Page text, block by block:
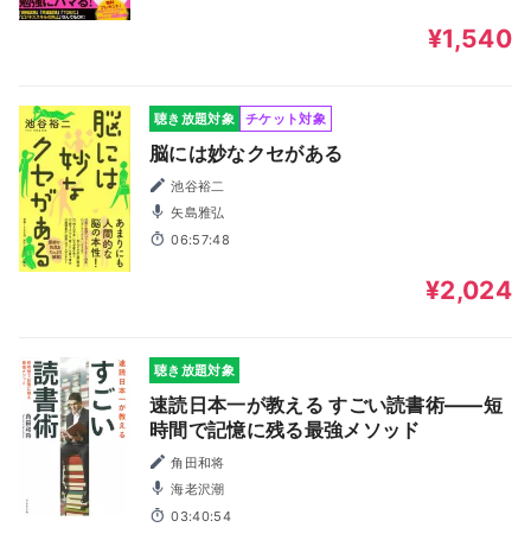
¥1,540
聴き放題対象 チケット対象
脳には妙なクセがある
池谷裕二
矢島雅弘
06:57:48
¥2,024
聴き放題対象
速読日本一が教える すごい読書術――短
時間で記憶に残る最強メソッド
角田和将
海老沢潮
03:40:54